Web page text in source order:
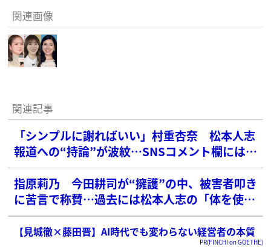
関連画像
関連記事
「シンプルに謝ればいい」村重杏奈 松本人志
報道への“持論”が波紋…SNSコメント欄には
「何様よ？」「恩を仇で返す」と心ない声
指原莉乃 今田耕司が“擁護”の中、被害者叩き
に苦言で称賛…過去には松本人志の「体を使っ
て」発言にも猛反論
【見城徹×藤田晋】AI時代でも変わらない経営者の本質
PR(FINCHI on GOETHE)